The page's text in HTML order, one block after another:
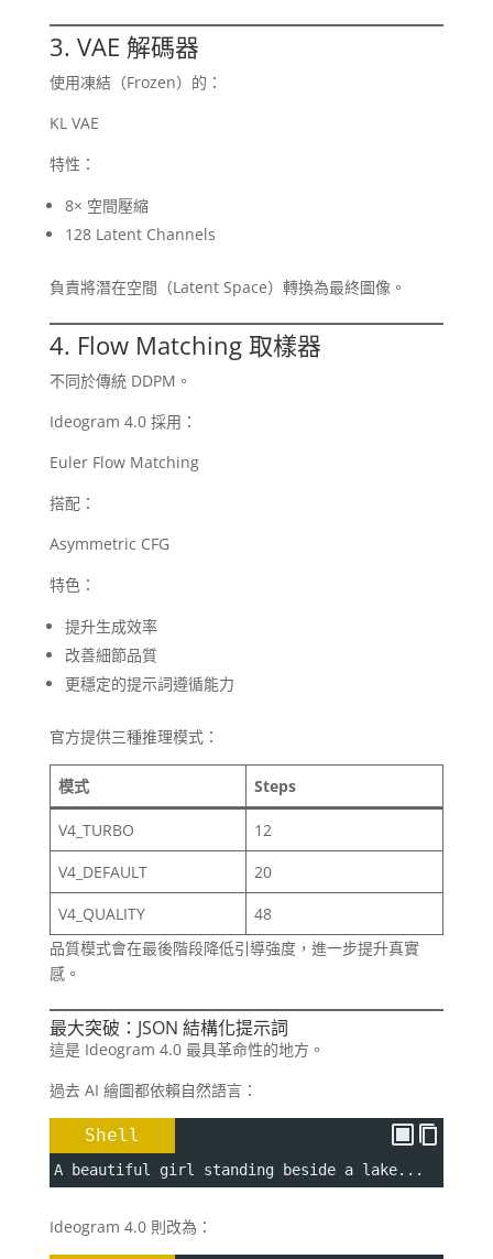
3. VAE 解碼器
使用凍結（Frozen）的：
KL VAE
特性：
8× 空間壓縮
128 Latent Channels
負責將潛在空間（Latent Space）轉換為最終圖像。
4. Flow Matching 取樣器
不同於傳統 DDPM。
Ideogram 4.0 採用：
Euler Flow Matching
搭配：
Asymmetric CFG
特色：
提升生成效率
改善細節品質
更穩定的提示詞遵循能力
官方提供三種推理模式：
模式 Steps
V4_TURBO
12
V4_DEFAULT
20
V4_QUALITY
48
品質模式會在最後階段降低引導強度，進一步提升真實
感。
最大突破：JSON 結構化提示詞
這是 Ideogram 4.0 最具革命性的地方。
過去 AI 繪圖都依賴自然語言：
Shell
A beautiful girl standing beside a lake...
Ideogram 4.0 則改為：